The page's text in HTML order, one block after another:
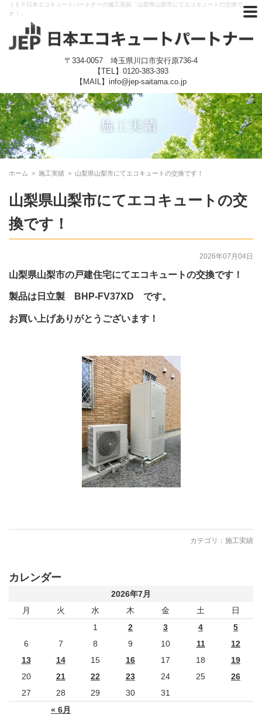
ＪＥＰ日本エコキュートパートナーの施工実績「山梨県山梨市にてエコキュートの交換で
す！」
〒334-0057 埼玉県川口市安行原736-4
【TEL】 0120-383-393
【MAIL】info@jep-saitama.co.jp
ホーム > 施工実績 > 山梨県山梨市にてエコキュートの交換です！
山梨県山梨市にてエコキュートの交
換です！
2026年07月04日
山梨県山梨市の戸建住宅にてエコキュートの交換です！
製品は日立製 BHP-FV37XD です。
お買い上げありがとうございます！
カテゴリ： 施工実績
カレンダー
2026年7月
月
火 水 木 金 土 日
« 6月
1 2 3 4
5
6
7 8 9 10 11
12
13
14 15 16 17 18
19
20
21 22 23 24 25
26
27
28 29 30 31